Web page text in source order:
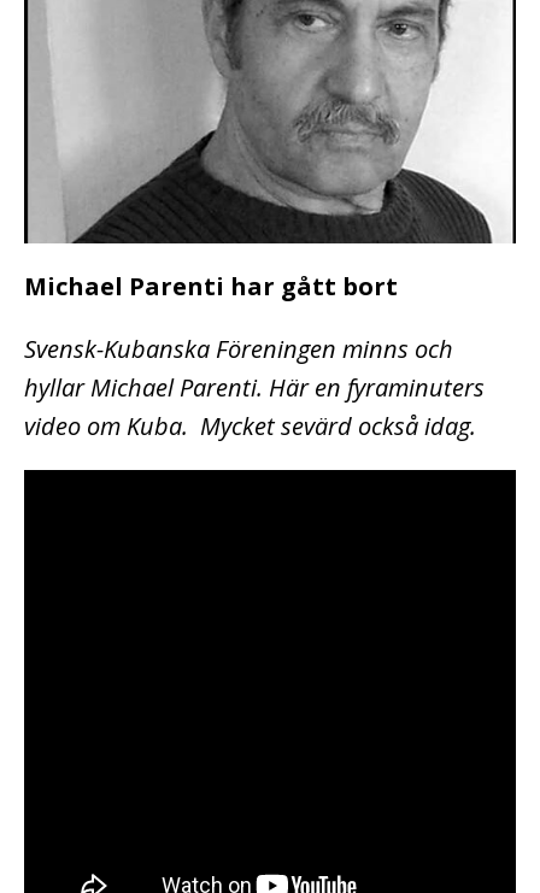
Michael Parenti har gått bort
Svensk-Kubanska Föreningen minns och
hyllar Michael Parenti. Här en fyraminuters
video om Kuba. Mycket sevärd också idag.